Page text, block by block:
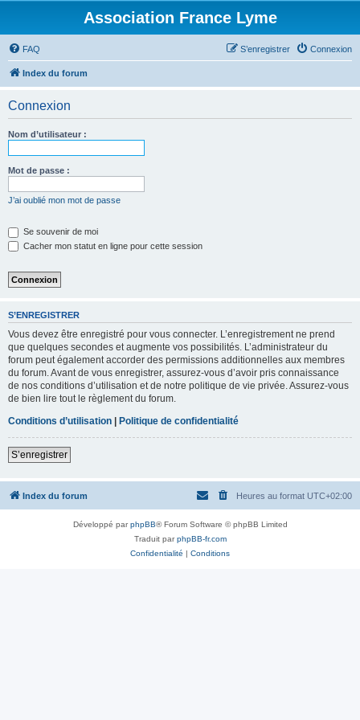
Association France Lyme
FAQ Connexion
S’enregistrer
Index du forum
Connexion
Nom d’utilisateur :
Mot de passe :
J’ai oublié mon mot de passe
Se souvenir de moi
Cacher mon statut en ligne pour cette session
S’ENREGISTRER
Vous devez être enregistré pour vous connecter. L’enregistrement ne prend
que quelques secondes et augmente vos possibilités. L’administrateur du
forum peut également accorder des permissions additionnelles aux membres
du forum. Avant de vous enregistrer, assurez-vous d’avoir pris connaissance
de nos conditions d’utilisation et de notre politique de vie privée. Assurez-vous
de bien lire tout le règlement du forum.
Conditions d’utilisation | Politique de confidentialité
S’enregistrer
Index du forum Heures au format UTC+02:00
Développé parphpBB® Forum Software © phpBB Limited
Traduit parphpBB-fr.com
Confidentialité | Conditions